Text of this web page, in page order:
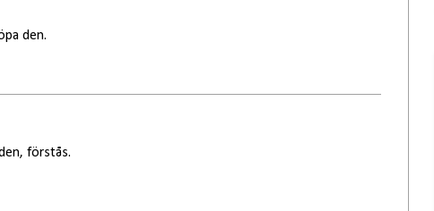
den.
förstås.